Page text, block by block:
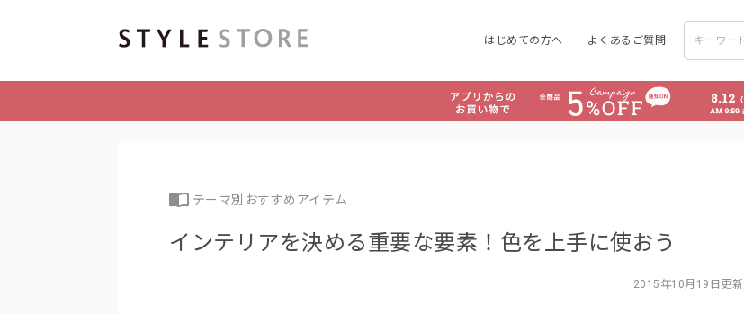
はじめての方へ よくあるご質問
テーマ別おすすめアイテム
インテリアを決める重要な要素！色を上手に使おう
2015年10月19日更新